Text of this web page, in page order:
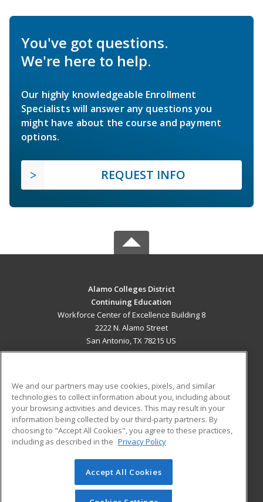
You've got questions.
We're here to help.
Our highly knowledgeable Enrollment
Specialists will answer any questions you
might have about the course and payment
options.
REQUEST INFO
Alamo Colleges District
Continuing Education
Workforce Center of Excellence Building 8
2222 N. Alamo Street
San Antonio, TX 78215 US
ADDITIONAL RESOURCES
Military
Financial Assistance
Help
Student Blog
© 2026 ed2go, a division of Cengage Learning. All rights
reserved. The material on this site cannot be reproduced or
We and our partners may use cookies, pixels, and similar
technologies to collect information about you, including about
your browsing activities and devices. This may result in your
information being collected by our third-party partners. By
choosing to "Accept All Cookies", you agree to these practices,
including as described in the Privacy Policy
Accept All Cookies